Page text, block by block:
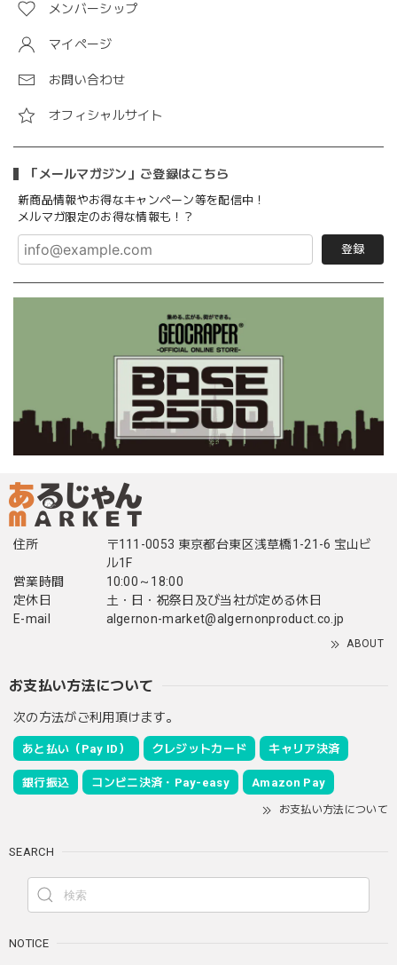
メンバーシップ
マイページ
お問い合わせ
オフィシャルサイト
「メールマガジン」ご登録はこちら
新商品情報やお得なキャンペーン等を配信中！
メルマガ限定のお得な情報も！？
登録
住所
〒111-0053 東京都台東区浅草橋1-21-6 宝山ビ
ル1F
営業時間
10:00～18:00
定休日
土・日・祝祭日及び当社が定める休日
E-mail
algernon-market@algernonproduct.co.jp
ABOUT
お支払い方法について
次の方法がご利用頂けます。
あと払い（Pay ID） クレジットカード キャリア決済
銀行振込 コンビニ決済・Pay-easy Amazon Pay
お支払い方法について
SEARCH
NOTICE